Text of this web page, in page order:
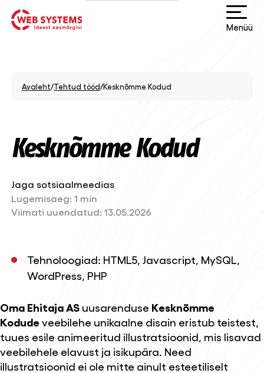
Menüü
Avaleht/Tehtud tööd/Kesknõmme Kodud
Kesknõmme Kodud
Lugemisaeg: 1 min
Viimati uuendatud: 13.05.2026
Jaga sotsiaalmeedias
Tehnoloogiad: HTML5, Javascript, MySQL,
WordPress, PHP
Oma Ehitaja AS uusarenduse Kesknõmme
Kodude veebilehe unikaalne disain eristub teistest,
tuues esile animeeritud illustratsioonid, mis lisavad
veebilehele elavust ja isikupära. Need
illustratsioonid ei ole mitte ainult esteetiliselt